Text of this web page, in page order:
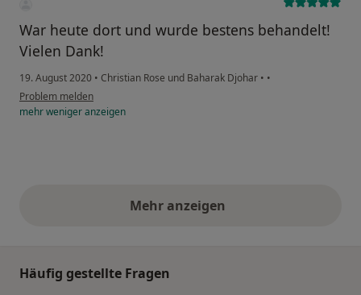
War heute dort und wurde bestens behandelt!
Vielen Dank!
19. August 2020 • Christian Rose und Baharak Djohar • •
Problem melden
mehrwenigeranzeigen
Mehr anzeigenobige Stellungnahmen
Häufig gestellte Fragen